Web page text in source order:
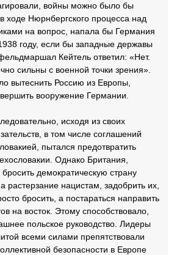
войны можно было бы
ходе Нюрнбергского процесса над
на вопрос, напала бы Германия
году, если бы западные державы
Кейтель ответил: «Нет.
сильны с военной точки зрения».
вытеснить Россию из Европы,
вооружение Германии.
исходя из своих
в том числе соглашений
пытался предотвратить
Однако Британия,
демократическую страну
растерзание нацистам, задобрить их,
бросить, а постараться направить
на восток. Этому способствовало,
польское руководство. Лидеры
всеми силами препятствовали
безопасности в Европе